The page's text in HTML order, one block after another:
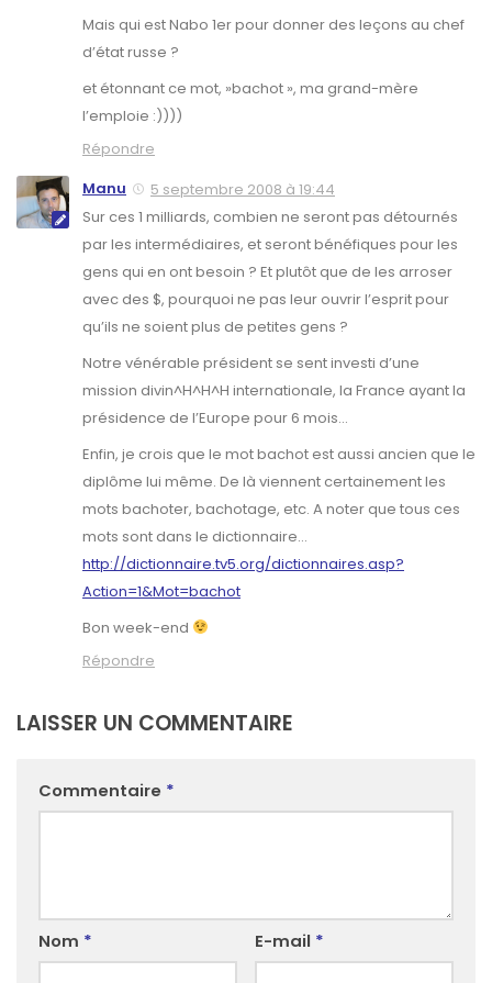
Mais qui est Nabo 1er pour donner des leçons au chef
d’état russe ?
et étonnant ce mot, »bachot », ma grand-mère
l’emploie :))))
Répondre
Manu
5 septembre 2008 à 19:44
Sur ces 1 milliards, combien ne seront pas détournés
par les intermédiaires, et seront bénéfiques pour les
gens qui en ont besoin ? Et plutôt que de les arroser
avec des $, pourquoi ne pas leur ouvrir l’esprit pour
qu’ils ne soient plus de petites gens ?
Notre vénérable président se sent investi d’une
mission divin^H^H^H internationale, la France ayant la
présidence de l’Europe pour 6 mois…
Enfin, je crois que le mot bachot est aussi ancien que le
diplôme lui même. De là viennent certainement les
mots bachoter, bachotage, etc. A noter que tous ces
mots sont dans le dictionnaire…
http://dictionnaire.tv5.org/dictionnaires.asp?
Action=1&Mot=bachot
Bon week-end
Répondre
LAISSER UN COMMENTAIRE
Commentaire *
Nom * E-mail *